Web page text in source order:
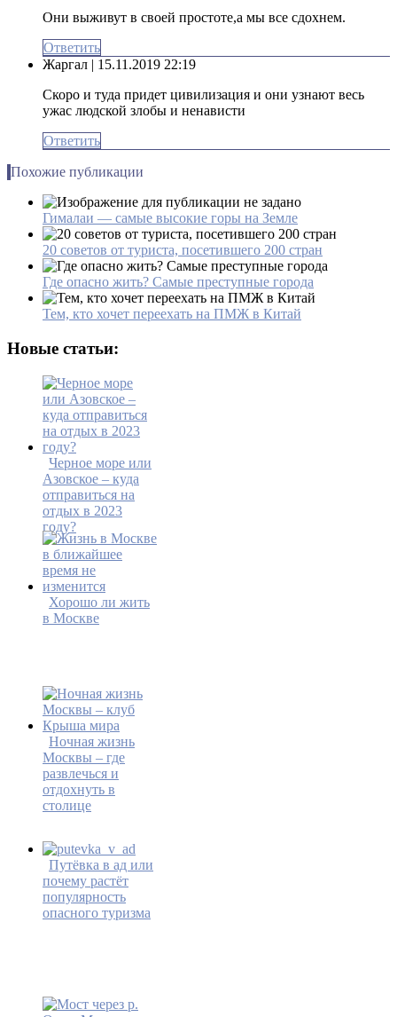
Они выживут в своей простоте,а мы все сдохнем.
Ответить
Жаргал | 15.11.2019 22:19
Скоро и туда придет цивилизация и они узнают весь
ужас людской злобы и ненависти
Ответить
Похожие публикации
Гималаи — самые высокие горы на Земле
20 советов от туриста, посетившего 200 стран
Где опасно жить? Самые преступные города
Тем, кто хочет переехать на ПМЖ в Китай
Новые статьи:
Черное море или
Азовское – куда
отправиться на
отдых в 2023
году?
Хорошо ли жить
в Москве
Ночная жизнь
Москвы – где
развлечься и
отдохнуть в
столице
Путёвка в ад или
почему растёт
популярность
опасного туризма